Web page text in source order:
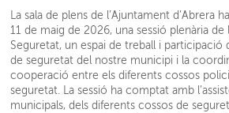
La sala de plens de l’Ajuntament d’Abrera
11 de maig de 2026, una sessió plenària de
Seguretat, un espai de treball i participació
de seguretat del nostre municipi i la
cooperació entre els diferents cossos
seguretat. La sessió ha comptat amb
municipals, dels diferents cossos de